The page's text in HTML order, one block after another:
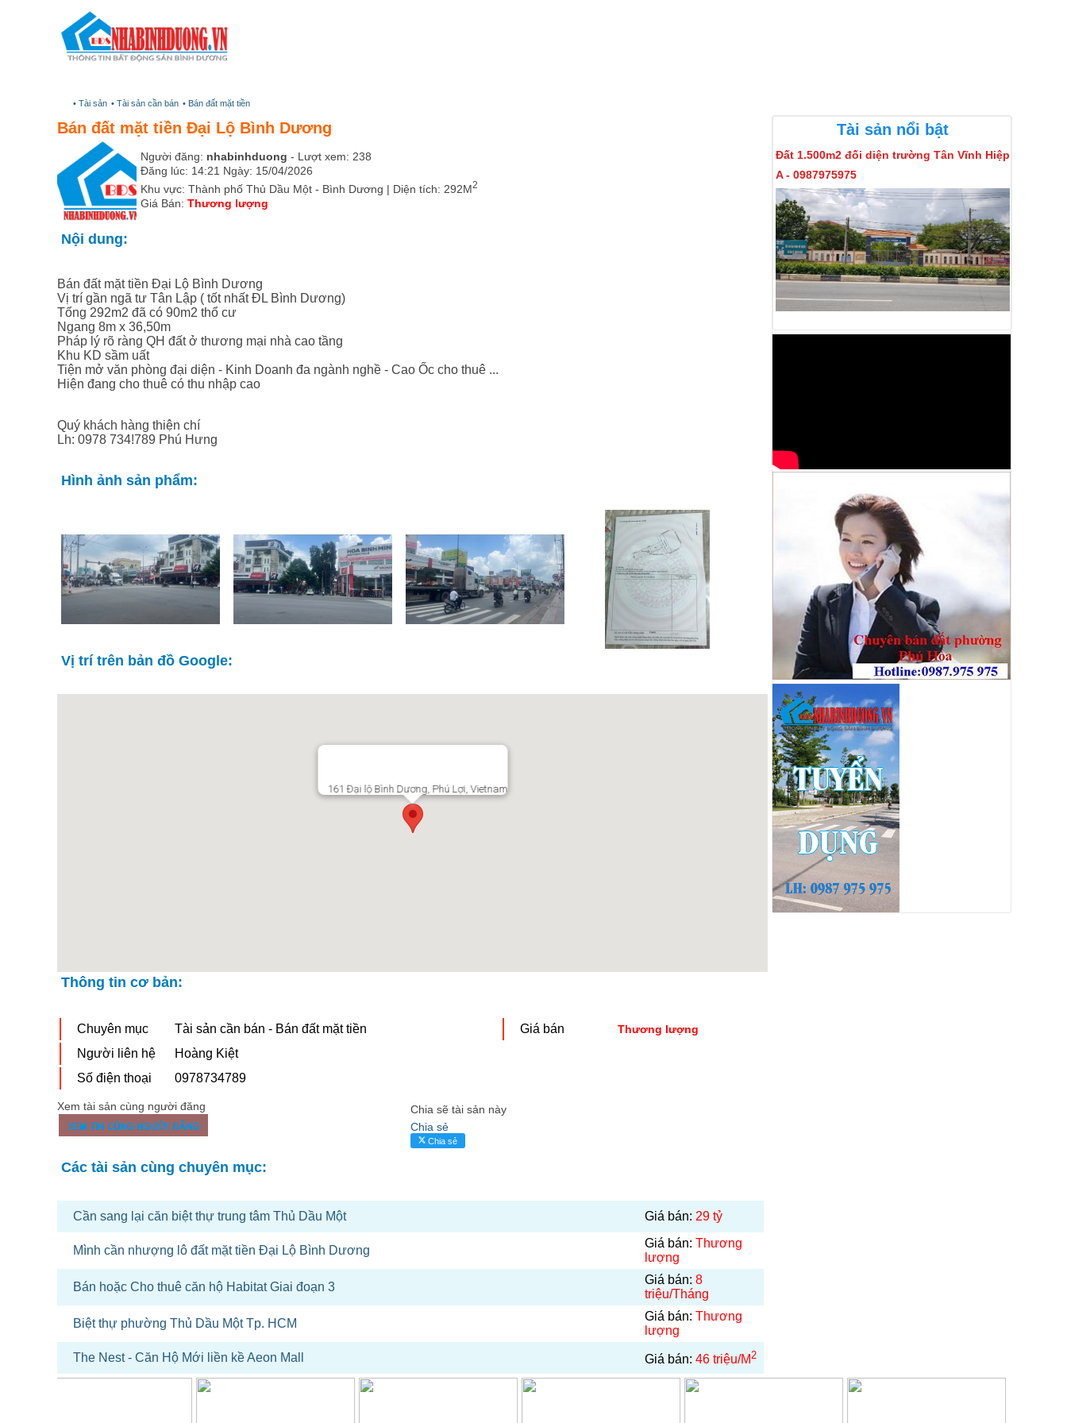
• Tài sản • Tài sản cần bán • Bán đất mặt tiền
Bán đất mặt tiền Đại Lộ Bình Dương
Người đăng: nhabinhduong - Lượt xem: 238
Đăng lúc: 14:21 Ngày: 15/04/2026
Khu vực: Thành phố Thủ Dầu Một - Bình Dương | Diện tích: 292M2
Giá Bán: Thương lượng
Nội dung:
Bán đất mặt tiền Đại Lộ Bình Dương
Vị trí gần ngã tư Tân Lập ( tốt nhất ĐL Bình Dương)
Tổng 292m2 đã có 90m2 thổ cư
Ngang 8m x 36,50m
Pháp lý rõ ràng QH đất ở thương mại nhà cao tầng
Khu KD sầm uất
Tiện mở văn phòng đại diện - Kinh Doanh đa ngành nghề - Cao Ốc cho thuê ...
Hiện đang cho thuê có thu nhập cao
Quý khách hàng thiện chí
Lh: 0978 734!789 Phú Hưng
Hình ảnh sản phẩm:
Vị trí trên bản đồ Google:
161 Đại lộ Bình Dương, Phú Lợi, Vietnam
Thông tin cơ bản:
Chuyên mục Tài sản cần bán - Bán đất mặt tiền Giá bán Thương lượng
Người liên hệ
Hoàng Kiệt
Số điện thoại
0978734789
Xem tài sản cùng người đăng
Chia sẽ tài sản này
Chia sẻ
Chia sẻ
Các tài sản cùng chuyên mục:
Cần sang lại căn biệt thự trung tâm Thủ Dầu Một Giá bán: 29 tỷ
Mình cần nhượng lô đất mặt tiền Đại Lộ Bình Dương
Giá bán: Thương
lượng
Bán hoặc Cho thuê căn hộ Habitat Giai đoạn 3
Giá bán: 8
triệu/Tháng
Biệt thự phường Thủ Dầu Một Tp. HCM
Giá bán: Thương
lượng
The Nest - Căn Hộ Mới liền kề Aeon Mall
Giá bán: 46 triệu/M2
Tài sản nổi bật
Đất 1.500m2 đối diện trường Tân Vĩnh Hiệp
A - 0987975975